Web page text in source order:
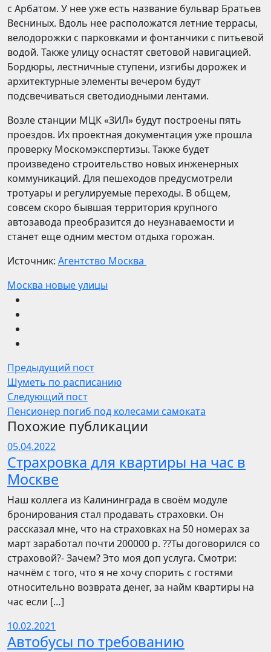
с Арбатом. У нее уже есть название бульвар Братьев
Весниных. Вдоль нее расположатся летние террасы,
велодорожки с парковками и фонтанчики с питьевой
водой. Также улицу оснастят световой навигацией.
Бордюры, лестничные ступени, изгибы дорожек и
архитектурные элементы вечером будут
подсвечиваться светодиодными лентами.
Возле станции МЦК «ЗИЛ» будут построены пять
проездов. Их проектная документация уже прошла
проверку Москомэкспертизы. Также будет
произведено строительство новых инженерных
коммуникаций. Для пешеходов предусмотрели
тротуары и регулируемые переходы. В общем,
совсем скоро бывшая территория крупного
автозавода преобразится до неузнаваемости и
станет еще одним местом отдыха горожан.
Источник: Агентство Москва
Москва новые улицы
Предыдущий пост
Шуметь по расписанию
Следующий пост
Пенсионер погиб под колесами самоката
Похожие публикации
05.04.2022
Страхровка для квартиры на час в
Москве
Наш коллега из Калининграда в своём модуле
бронирования стал продавать страховки. Он
рассказал мне, что на страховках на 50 номерах за
март заработал почти 200000 р. ??Ты договорился со
страховой?- Зачем? Это моя доп услуга. Смотри:
начнём с того, что я не хочу спорить с гостями
относительно возврата денег, за найм квартиры на
час если […]
10.02.2021
Автобусы по требованию